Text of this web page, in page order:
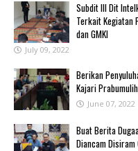
Subdit III Dit
Terkait Kegiatan
dan GMKI
July 09, 2022
Berikan
Kajari
June 07, 2022
Buat Berita
Diancam Disiram